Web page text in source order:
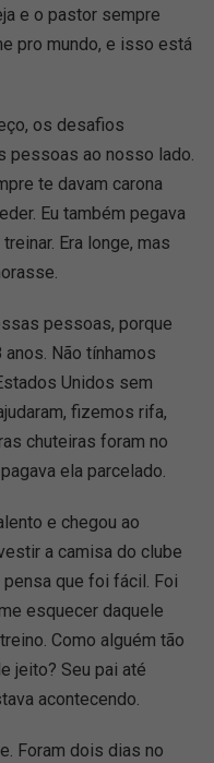
e o pastor sempre
pro mundo, e isso está
os desafios
pessoas ao nosso lado.
te davam carona
Eu também pegava
Era longe, mas
pessoas, porque
Não tínhamos
Unidos sem
fizemos rifa,
chuteiras foram no
ela parcelado.
e chegou ao
a camisa do clube
que foi fácil. Foi
esquecer daquele
Como alguém tão
jeito? Seu pai até
acontecendo.
Foram dois dias no